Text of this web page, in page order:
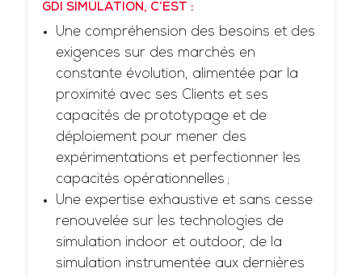
GDI SIMULATION, C’EST :
Une compréhension des besoins et des
exigences sur des marchés en
constante évolution, alimentée par la
proximité avec ses Clients et ses
capacités de prototypage et de
déploiement pour mener des
expérimentations et perfectionner les
capacités opérationnelles ;
Une expertise exhaustive et sans cesse
renouvelée sur les technologies de
simulation indoor et outdoor, de la
simulation instrumentée aux dernières